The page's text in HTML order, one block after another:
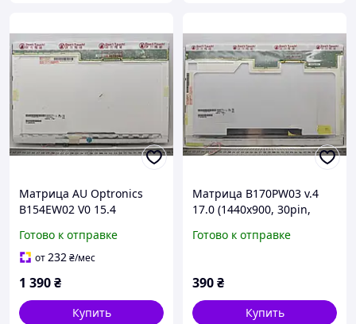
Матрица AU Optronics
B154EW02 V0 15.4
верхний правый разъём)
Готово к отправке
от232₴/мес
1 390₴
Купить
Матрица B170PW03 v.4
17.0 (1440x900, 30pin,
Готово к отправке
390₴
Купить